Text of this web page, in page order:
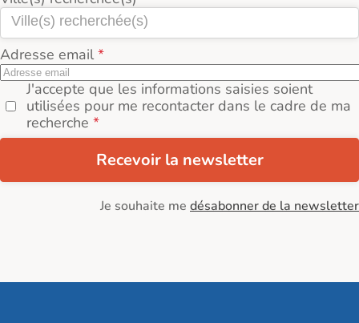
Adresse email
J'accepte que les informations saisies soient
utilisées pour me recontacter dans le cadre de ma
recherche
Recevoir la newsletter
Je souhaite me désabonner de la newsletter